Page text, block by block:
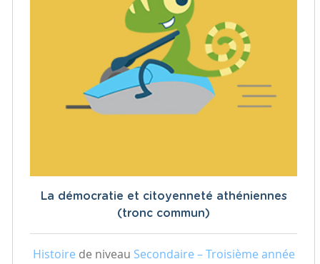
La démocratie et citoyenneté athéniennes
(tronc commun)
Histoire de niveau Secondaire – Troisième année